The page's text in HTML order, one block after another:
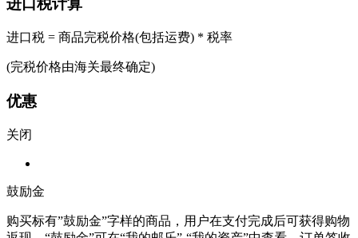
进口税计算
进口税 = 商品完税价格(包括运费) * 税率
(完税价格由海关最终确定)
优惠
关闭
鼓励金
购买标有”鼓励金”字样的商品，用户在支付完成后可获得购物